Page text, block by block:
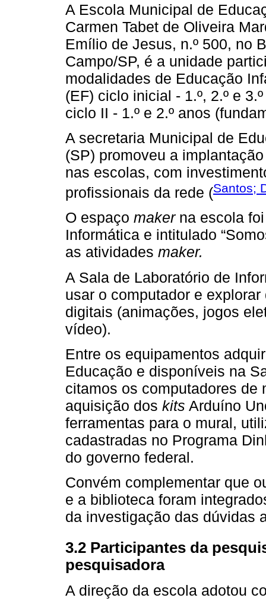
A Escola Municipal de
Carmen Tabet de Oliveira
Emílio de Jesus, n.º 500, no
Campo/SP, é a unidade
modalidades de Educação
(EF) ciclo inicial - 1.º, 2.º e
ciclo II - 1.º e 2.º anos
A secretaria Municipal de
(SP) promoveu a
nas escolas, com
profissionais da rede (Santos;
O espaço makerna escola foi
Informática e intitulado
as atividades maker.
A Sala de Laboratório de
usar o computador e
digitais (animações, jogos
vídeo).
Entre os equipamentos
Educação e disponíveis na
citamos os computadores de
aquisição dos kits Arduíno
ferramentas para o mural,
cadastradas no Programa
do governo federal.
Convém complementar que
e a biblioteca foram
da investigação das dúvidas
3.2 Participantes da
pesquisadora
A direção da escola adotou